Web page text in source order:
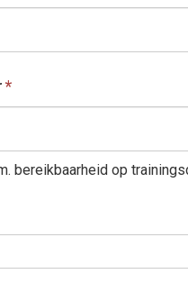
*
bereikbaarheid op